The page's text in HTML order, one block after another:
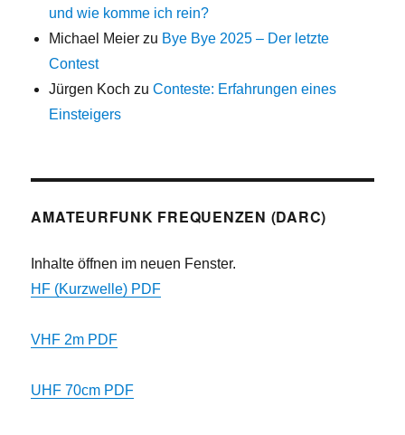
und wie komme ich rein?
Michael Meier zu Bye Bye 2025 – Der letzte
Contest
Jürgen Koch zuConteste: Erfahrungen eines
Einsteigers
AMATEURFUNK FREQUENZEN (DARC)
Inhalte öffnen im neuen Fenster.
HF (Kurzwelle) PDF
VHF 2m PDF
UHF 70cm PDF